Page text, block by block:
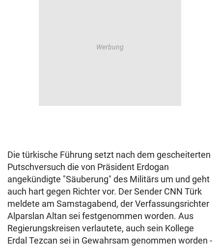
Die türkische Führung setzt nach dem gescheiterten
Putschversuch die von Präsident Erdogan
angekündigte "Säuberung" des Militärs um und geht
auch hart gegen Richter vor. Der Sender CNN Türk
meldete am Samstagabend, der Verfassungsrichter
Alparslan Altan sei festgenommen worden. Aus
Regierungskreisen verlautete, auch sein Kollege
Erdal Tezcan sei in Gewahrsam genommen worden -